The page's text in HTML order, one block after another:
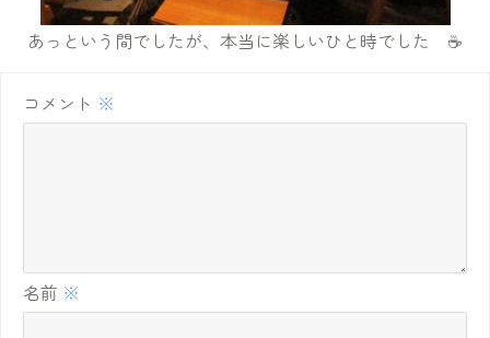
あっという間でしたが、本当に楽しいひと時でした ☕
コメント ※
名前 ※